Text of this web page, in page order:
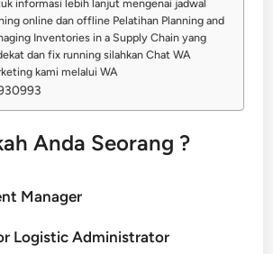
informasi lebih lanjut mengenai jadwal
online dan offline Pelatihan Planning and
Inventories in a Supply Chain yang
dan fix running silahkan Chat WA
kami melalui WA
Anda Seorang ?
Manager
Logistic Administrator